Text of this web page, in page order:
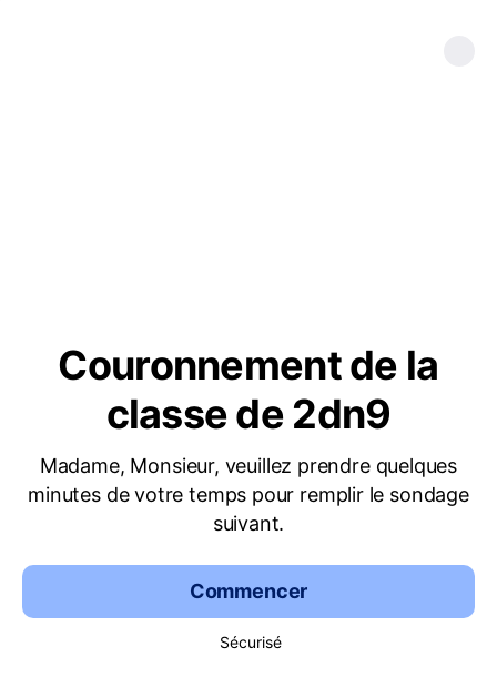
Couronnement de la
classe de 2dn9
Madame, Monsieur, veuillez prendre quelques
minutes de votre temps pour remplir le sondage
suivant.
Commencer
Sécurisé